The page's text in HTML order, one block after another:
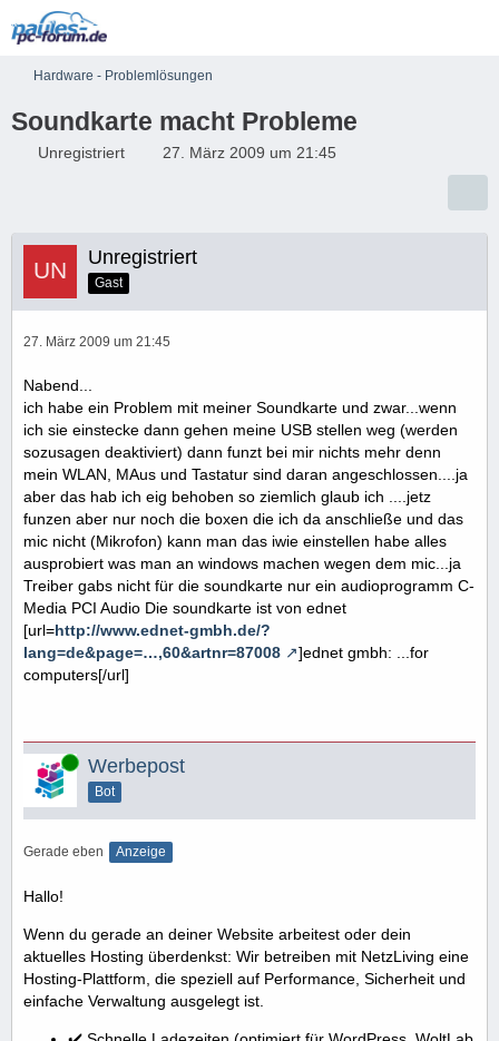
Hardware - Problemlösungen
Soundkarte macht Probleme
Unregistriert 27. März 2009 um 21:45
Unregistriert
Gast
27. März 2009 um 21:45
Nabend...
ich habe ein Problem mit meiner Soundkarte und zwar...wenn
ich sie einstecke dann gehen meine USB stellen weg (werden
sozusagen deaktiviert) dann funzt bei mir nichts mehr denn
mein WLAN, MAus und Tastatur sind daran angeschlossen....ja
aber das hab ich eig behoben so ziemlich glaub ich ....jetz
funzen aber nur noch die boxen die ich da anschließe und das
mic nicht (Mikrofon) kann man das iwie einstellen habe alles
ausprobiert was man an windows machen wegen dem mic...ja
Treiber gabs nicht für die soundkarte nur ein audioprogramm C-
Media PCI Audio Die soundkarte ist von ednet
[url=http://www.ednet-gmbh.de/?
lang=de&page=…,60&artnr=87008
]ednet gmbh: ...for
computers[/url]
Online Werbepost
Bot
Gerade eben Anzeige
Hallo!
Wenn du gerade an deiner Website arbeitest oder dein
aktuelles Hosting überdenkst: Wir betreiben mit NetzLiving eine
Hosting-Plattform, die speziell auf Performance, Sicherheit und
einfache Verwaltung ausgelegt ist.